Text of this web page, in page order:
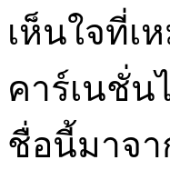
เห็นใจที่เ
คาร์เนชั่น
ชื่อนี้มาจา